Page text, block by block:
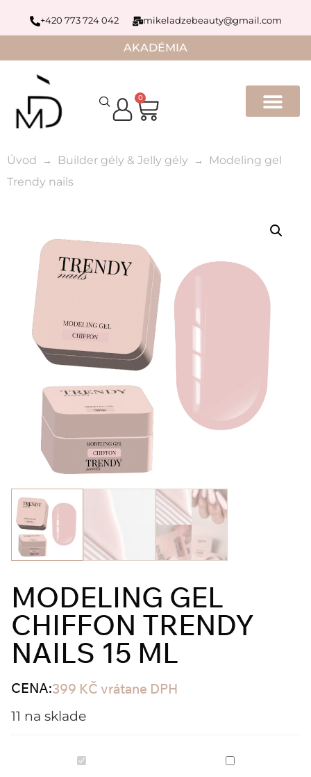
+420 773 724 042 mikeladzebeauty@gmail.com
AKADÉMIA
0
Úvod Builder gély & Jelly gély
Modeling gel
Trendy nails
MODELING GEL
CHIFFON TRENDY
NAILS 15 ML
CENA:399 KČ vrátane DPH
11 na sklade
Modeling
gel
Modeling
gel